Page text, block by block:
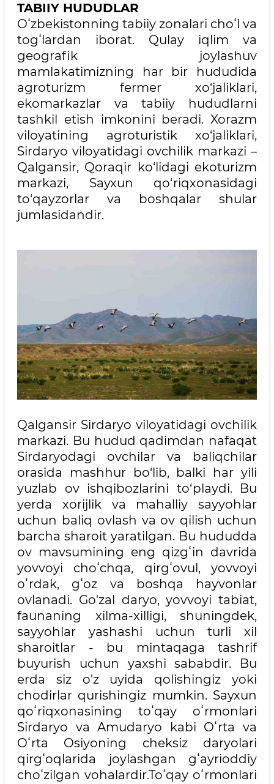
TABIIY HUDUDLAR
Oʻzbekistonning tabiiy zonalari choʻl va
togʻlardan iborat. Qulay iqlim va
geografik joylashuv
mamlakatimizning har bir hududida
agroturizm fermer xo‘jaliklari,
ekomarkazlar va tabiiy hududlarni
tashkil etish imkonini beradi. Xorazm
viloyatining agroturistik xo‘jaliklari,
Sirdaryo viloyatidagi ovchilik markazi –
Qalgansir, Qoraqir ko‘lidagi ekoturizm
markazi, Sayxun qo‘riqxonasidagi
to‘qayzorlar va boshqalar shular
jumlasidandir.
Qalgansir Sirdaryo viloyatidagi ovchilik
markazi. Bu hudud qadimdan nafaqat
Sirdaryodagi ovchilar va baliqchilar
orasida mashhur bo‘lib, balki har yili
yuzlab ov ishqibozlarini to‘playdi. Bu
yerda xorijlik va mahalliy sayyohlar
uchun baliq ovlash va ov qilish uchun
barcha sharoit yaratilgan. Bu hududda
ov mavsumining eng qizgʻin davrida
yovvoyi choʻchqa, qirgʻovul, yovvoyi
oʻrdak, gʻoz va boshqa hayvonlar
ovlanadi. Go'zal daryo, yovvoyi tabiat,
faunaning xilma-xilligi, shuningdek,
sayyohlar yashashi uchun turli xil
sharoitlar - bu mintaqaga tashrif
buyurish uchun yaxshi sababdir. Bu
erda siz o'z uyida qolishingiz yoki
chodirlar qurishingiz mumkin. Sayxun
qoʻriqxonasining toʻqay oʻrmonlari
Sirdaryo va Amudaryo kabi Oʻrta va
Oʻrta Osiyoning cheksiz daryolari
qirgʻoqlarida joylashgan gʻayrioddiy
choʻzilgan vohalardir.Toʻqay oʻrmonlari